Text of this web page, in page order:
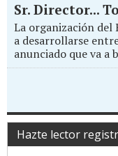
Sr. Director...
La organización del
a desarrollarse
anunciado que va a
Hazte lector